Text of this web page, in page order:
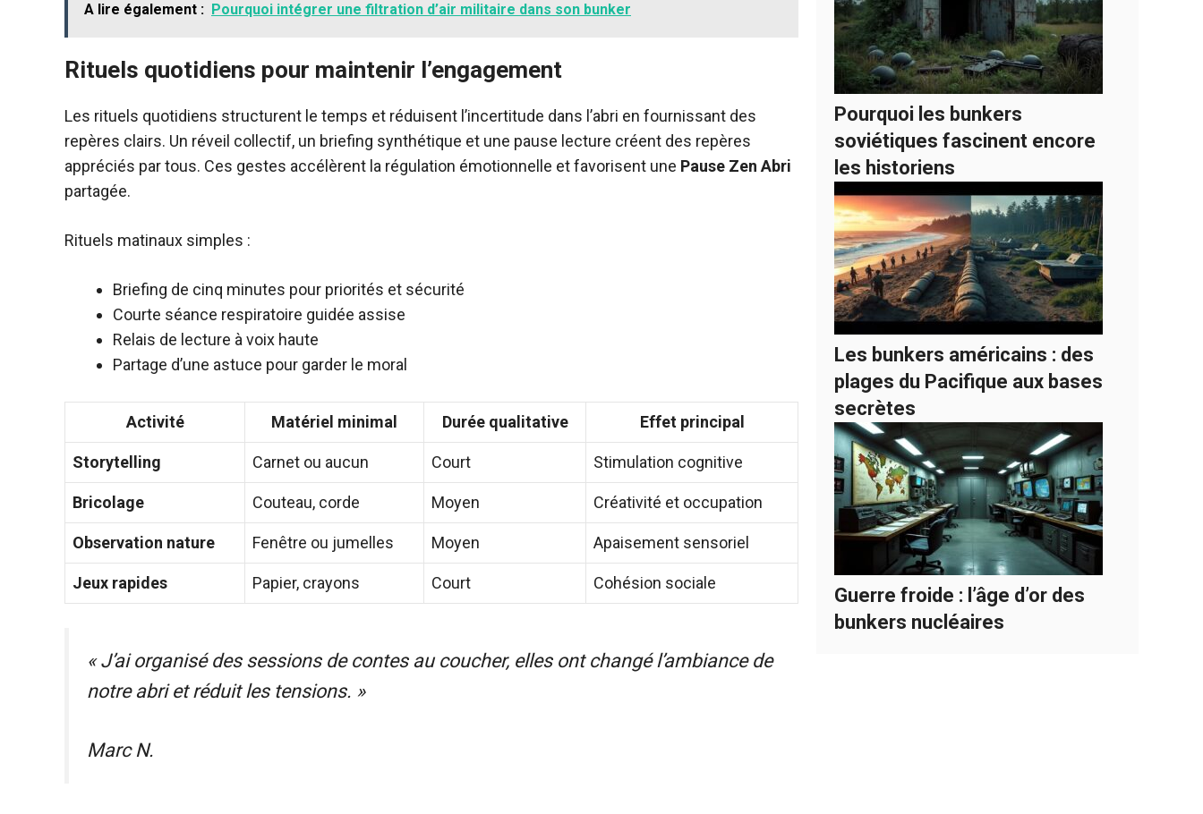
A lire également : Pourquoi intégrer une filtration d’air militaire dans son bunker
Rituels quotidiens pour maintenir l’engagement
Les rituels quotidiens structurent le temps et réduisent l’incertitude dans l’abri en fournissant des
repères clairs. Un réveil collectif, un briefing synthétique et une pause lecture créent des repères
appréciés par tous. Ces gestes accélèrent la régulation émotionnelle et favorisent une Pause Zen Abri
partagée.
Rituels matinaux simples :
Briefing de cinq minutes pour priorités et sécurité
Courte séance respiratoire guidée assise
Relais de lecture à voix haute
Partage d’une astuce pour garder le moral
Activité Matériel minimal Durée qualitative Effet principal
Storytelling Carnet ou aucun Court Stimulation cognitive
Bricolage Couteau, corde Moyen Créativité et occupation
Observation nature Fenêtre ou jumelles Moyen Apaisement sensoriel
Jeux rapides Papier, crayons Court Cohésion sociale
« J’ai organisé des sessions de contes au coucher, elles ont changé l’ambiance de
notre abri et réduit les tensions. »
Marc N.
Pourquoi les bunkers
soviétiques fascinent encore
les historiens
Les bunkers américains : des
plages du Pacifique aux bases
secrètes
Guerre froide : l’âge d’or des
bunkers nucléaires